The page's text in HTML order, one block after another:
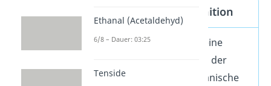
Polymerisation Definition
DiePolymerisation
ist eine
chemische Reaktion, bei der
Monomere
(kleine, organische
Ethanal (Acetaldehyd)
6/8 – Dauer: 03:25
Tenside